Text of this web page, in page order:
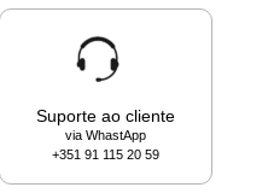
Suporte ao cliente
via WhastApp
+351 91 115 20 59